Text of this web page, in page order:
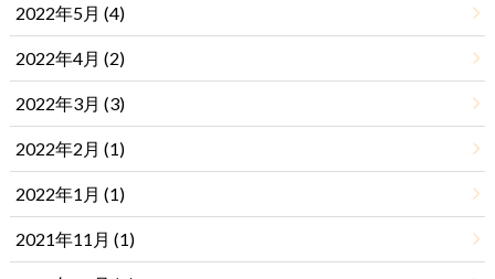
2022年5月 (4)
2022年4月 (2)
2022年3月 (3)
2022年2月 (1)
2022年1月 (1)
2021年11月 (1)